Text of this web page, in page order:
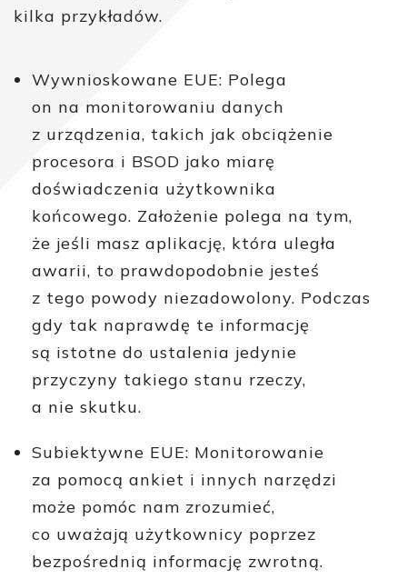
kilka przykładów.
Wywnioskowane EUE: Polega
on na monitorowaniu danych
z urządzenia, takich jak obciążenie
procesora i BSOD jako miarę
doświadczenia użytkownika
końcowego. Założenie polega na tym,
że jeśli masz aplikację, która uległa
awarii, to prawdopodobnie jesteś
z tego powody niezadowolony. Podczas
gdy tak naprawdę te informację
są istotne do ustalenia jedynie
przyczyny takiego stanu rzeczy,
a nie skutku.
Subiektywne EUE: Monitorowanie
za pomocą ankiet i innych narzędzi
może pomóc nam zrozumieć,
co uważają użytkownicy poprzez
bezpośrednią informację zwrotną.